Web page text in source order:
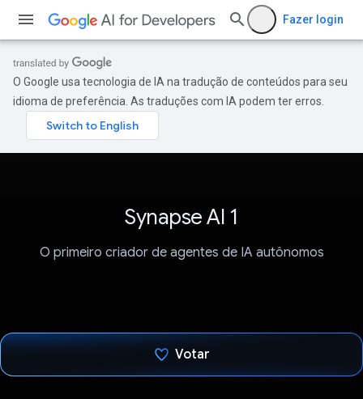
Fazer login
O Google usa tecnologia de IA na tradução de conteúdos para seu
idioma de preferência. As traduções com IA podem ter erros.
Synapse AI 1
O primeiro criador de agentes de IA autônomos
Votar